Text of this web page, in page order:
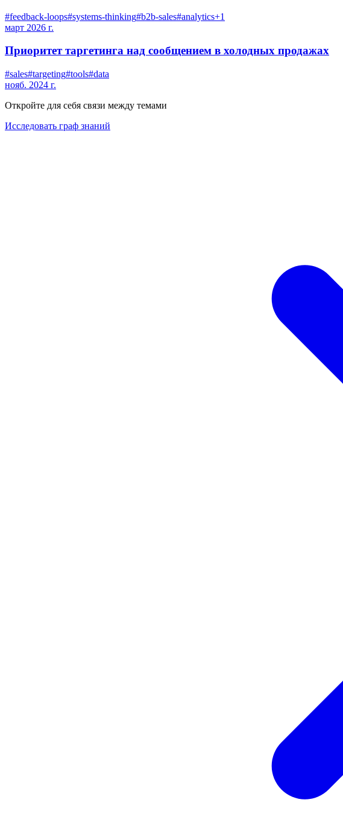
#feedback-loops#systems-thinking#b2b-sales#analytics+1
март 2026 г.
Приоритет таргетинга над сообщением в холодных продажах
#sales#targeting#tools#data
нояб. 2024 г.
Откройте для себя связи между темами
Исследовать граф знаний